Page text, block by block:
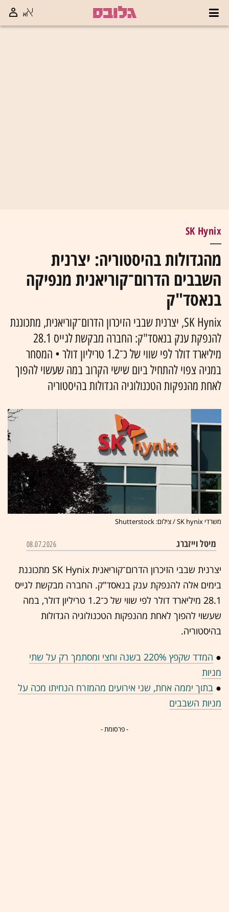
SK Hynix
מהגדולות בהיסטוריה: יצרנית
השבבים הדרום־קוריאנית מנפיקה
בנאסד"ק
SK Hynix, יצרנית שבבי הזיכרון הדרום־קוריאנית, מתכוננת
להנפקת ענק בנאסד"ק: החברה מבקשת לגייס 28.1
מיליארד דולר לפי שווי של כ־1.2 טריליון דולר • המסחר
במניה צפוי להתחיל ביום שישי הקרוב במה שעשוי להפוך
לאחת מהנפקות הטכנולוגיה הגדולות בהיסטוריה
משרדי SK hynix / צילום: Shutterstock
מיטל וייזברג 08.07.2026
יצרנית שבבי הזיכרון הדרום־קוריאנית SK Hynix מתכוננת
בימים אלה להנפקת ענק בנאסד"ק. החברה מבקשת לגייס
28.1 מיליארד דולר לפי שווי של כ־1.2 טריליון דולר, במה
שעשוי להפוך לאחת מהנפקות הטכנולוגיה הגדולות
בהיסטוריה.
●
המדד שקפץ 220% בשנה וחצי ומסתמך רק על שתי
מניות
● בתוך יממה אחת, שני אירועים מהמזרח הנחיתו מכה על
מניות השבבים
- פרסומת -